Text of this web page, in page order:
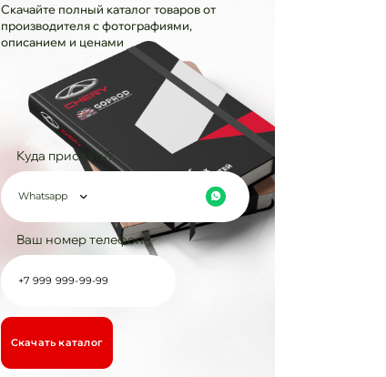
Скачайте полный каталог товаров от
производителя с фотографиями,
описанием и ценами
Куда прислать?
Whatsapp
Ваш номер телефона
Cкачать каталог